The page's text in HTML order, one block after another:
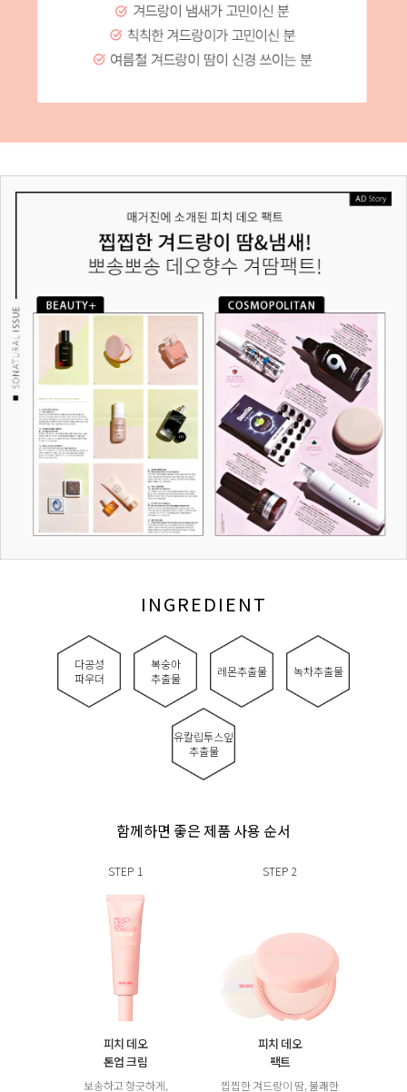
INGREDIENT
다공성
파우더
복숭아
추출물
레몬추출물 녹차추출물
유칼립투스잎
추출물
함께하면 좋은 제품 사용 순서
STEP 1
피치 데오
톤업 크림
보송하고 향긋하게,
STEP 2
피치 데오
팩트
찝찝한 겨드랑이 땀, 불쾌한